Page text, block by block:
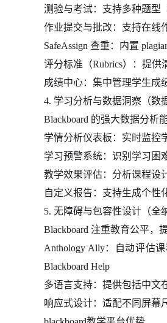
测验与考试：支持多种题型
作业提交与批改：支持在线
SafeAssign 查重：内置
评分标准（Rubrics）：提
成绩中心：集中管理学生成
4. 学习分析与数据洞察（数
Blackboard 的强大数据分析
学情分析仪表板：实时监控
学习预警系统：识别学习困
教学效果评估：分析课程设
自定义报告：支持生成个性
5. 无障碍与包容性设计（全
Blackboard 注重教育公平，
Anthology Ally：自动评估
Blackboard Help
多语言支持：提供包括中文
响应式设计：适配不同屏幕